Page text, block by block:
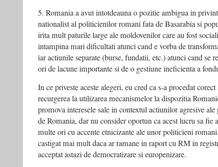
5. Romania a avut intotdeauna o pozitie ambigua in
nationalist al politicienilor romani fata de Basarabia si
irita mult paturile large ale moldovenilor care au fost
intampina mari dificultati atunci cand e vorba de
iar actiunile separate (burse, fundatii, etc.) atunci cand se
ori de lacune importante si de o gestiune ineficienta a
In ce priveste aceste alegeri, eu cred ca s-a procedat
recurgerea la utilizarea mecanismelor la dispozitia
promova interesele sale in contextul actiunilor agresive
de Romania, dar nu consider oportun ca acest lucru sa fie
multe ori cu accente etnicizante ale unor politicieni
castigat mai mult daca ar ramane in raport cu RM in
acceptat astazi de democratizare si europenizare.